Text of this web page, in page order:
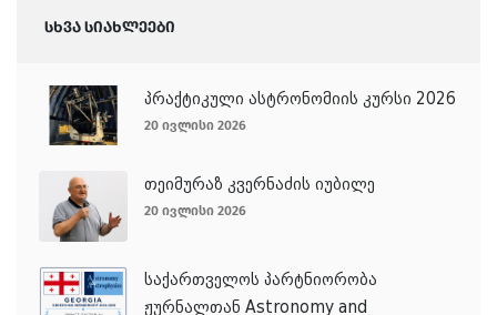
სხვა სიახლეები
პრაქტიკული ასტრონომიის კურსი 2026
20 ივლისი 2026
თეიმურაზ კვერნაძის იუბილე
20 ივლისი 2026
საქართველოს პარტნიორობა
ჟურნალთან Astronomy and